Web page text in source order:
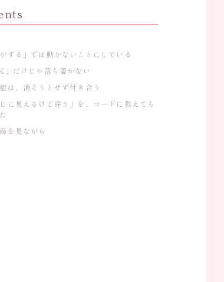
がする」では動かないことにしている
」だけじゃ落ち着かない
は、消そうとせず付き合う
じに見えるけど違う」を、コードに教えても
を見ながら